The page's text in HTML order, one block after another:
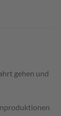
gehen und